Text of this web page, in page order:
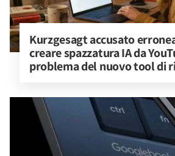
Kurzgesagt accusato
creare spazzatura IA da
problema del nuovo tool di